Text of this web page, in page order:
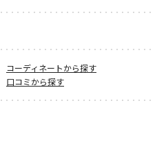
コーディネートから探す
口コミから探す